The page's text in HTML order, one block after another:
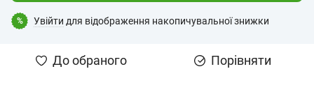
% Увійти для відображення накопичувальної знижки
До обраного Порівняти